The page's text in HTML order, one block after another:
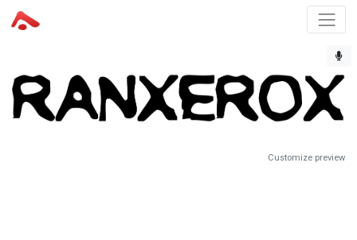
Customize preview